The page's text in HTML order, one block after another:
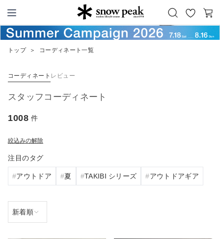
Snow Peak
お
気
カ
ー
トップ ＞ コーディネート一覧
コーディネート レビュー
スタッフコーディネート
1008 件
絞込みの解除
注目のタグ
アウトドア 夏 TAKIBI シリーズ アウトドアギア